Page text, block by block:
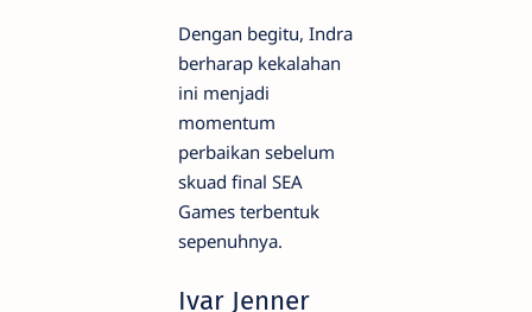
Dengan begitu, Indra
berharap kekalahan
ini menjadi
momentum
perbaikan sebelum
skuad final SEA
Games terbentuk
sepenuhnya.
Ivar Jenner